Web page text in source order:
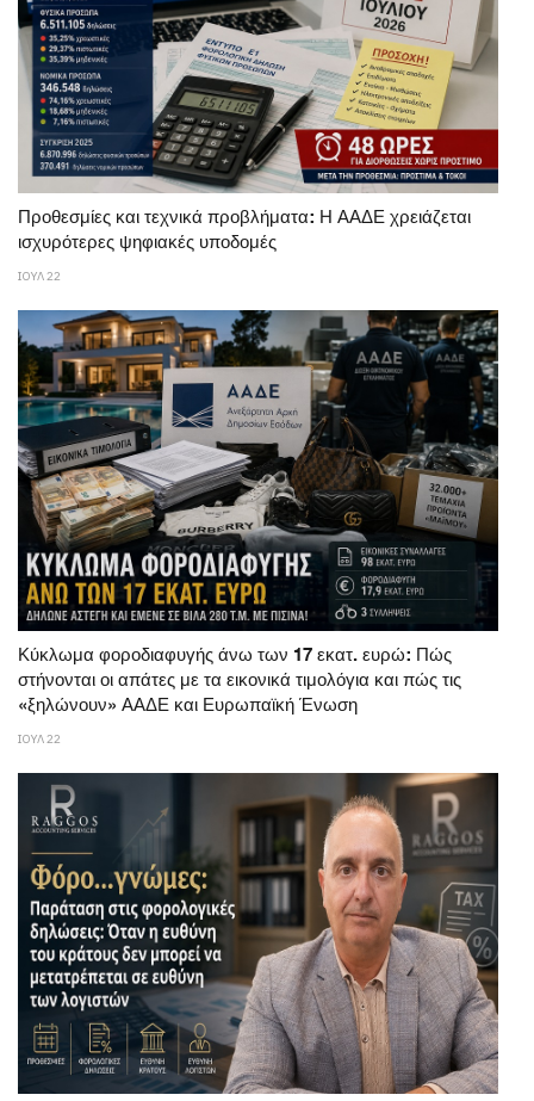
Προθεσμίες και τεχνικά προβλήματα: Η ΑΑΔΕ χρειάζεται
ισχυρότερες ψηφιακές υποδομές
ΙΟΥΛ 22
Κύκλωμα φοροδιαφυγής άνω των 17 εκατ. ευρώ: Πώς
στήνονται οι απάτες με τα εικονικά τιμολόγια και πώς τις
«ξηλώνουν» ΑΑΔΕ και Ευρωπαϊκή Ένωση
ΙΟΥΛ 22